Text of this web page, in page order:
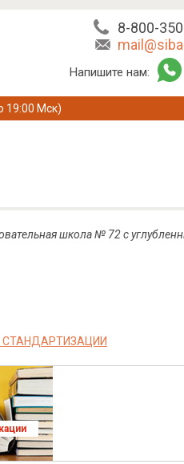
8-800-
Напишите нам:
19:00 Мск)
школа № 72 с
СТАНДАРТИЗАЦИИ